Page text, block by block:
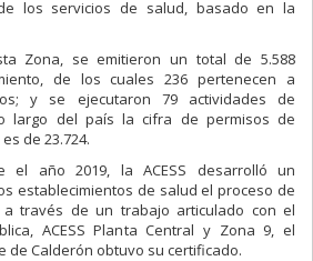
los servicios de salud, basado en la
Zona, se emitieron un total de 5.588
de los cuales 236 pertenecen a
y se ejecutaron 79 actividades de
largo del país la cifra de permisos de
de 23.724.
el año 2019, la ACESS desarrolló un
establecimientos de salud el proceso de
a través de un trabajo articulado con el
ACESS Planta Central y Zona 9, el
de Calderón obtuvo su certificado.